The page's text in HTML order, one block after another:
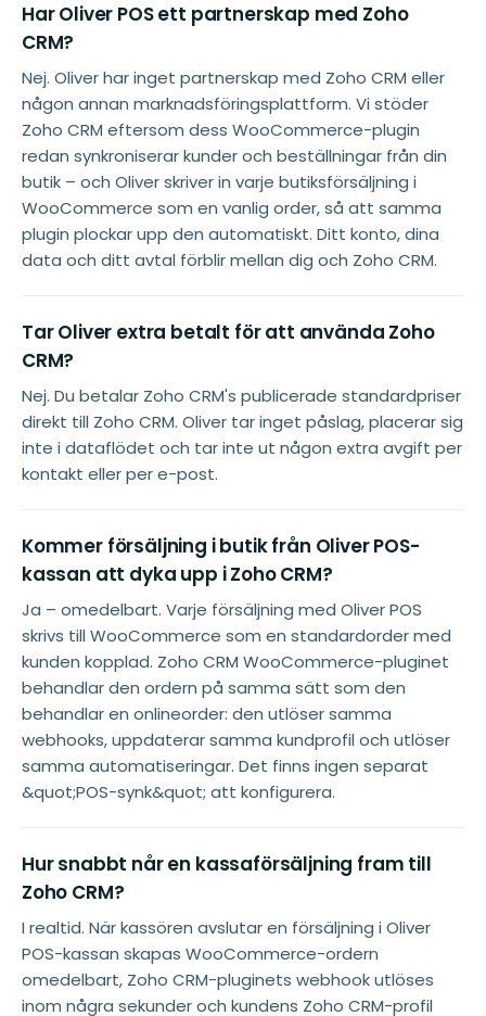
Har Oliver POS ett partnerskap med Zoho
CRM?
Nej. Oliver har inget partnerskap med Zoho CRM eller
någon annan marknadsföringsplattform. Vi stöder
Zoho CRM eftersom dess WooCommerce-plugin
redan synkroniserar kunder och beställningar från din
butik – och Oliver skriver in varje butiksförsäljning i
WooCommerce som en vanlig order, så att samma
plugin plockar upp den automatiskt. Ditt konto, dina
data och ditt avtal förblir mellan dig och Zoho CRM.
Tar Oliver extra betalt för att använda Zoho
CRM?
Nej. Du betalar Zoho CRM's publicerade standardpriser
direkt till Zoho CRM. Oliver tar inget påslag, placerar sig
inte i dataflödet och tar inte ut någon extra avgift per
kontakt eller per e-post.
Kommer försäljning i butik från Oliver POS-
kassan att dyka upp i Zoho CRM?
Ja – omedelbart. Varje försäljning med Oliver POS
skrivs till WooCommerce som en standardorder med
kunden kopplad. Zoho CRM WooCommerce-pluginet
behandlar den ordern på samma sätt som den
behandlar en onlineorder: den utlöser samma
webhooks, uppdaterar samma kundprofil och utlöser
samma automatiseringar. Det finns ingen separat
&quot;POS-synk&quot; att konfigurera.
Hur snabbt når en kassaförsäljning fram till
Zoho CRM?
I realtid. När kassören avslutar en försäljning i Oliver
POS-kassan skapas WooCommerce-ordern
omedelbart, Zoho CRM-pluginets webhook utlöses
inom några sekunder och kundens Zoho CRM-profil